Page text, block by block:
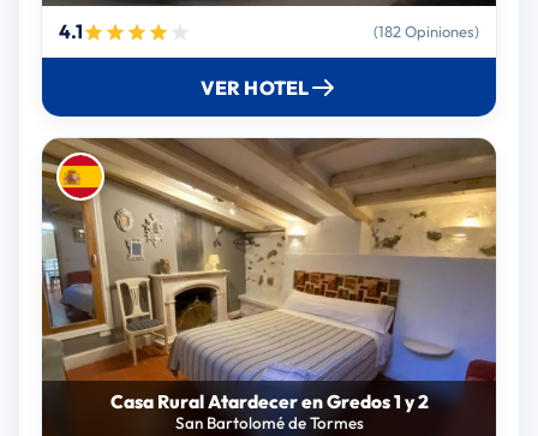
4.1 (182 Opiniones)
VER HOTEL
Casa Rural Atardecer en Gredos 1 y 2
San Bartolomé de Tormes